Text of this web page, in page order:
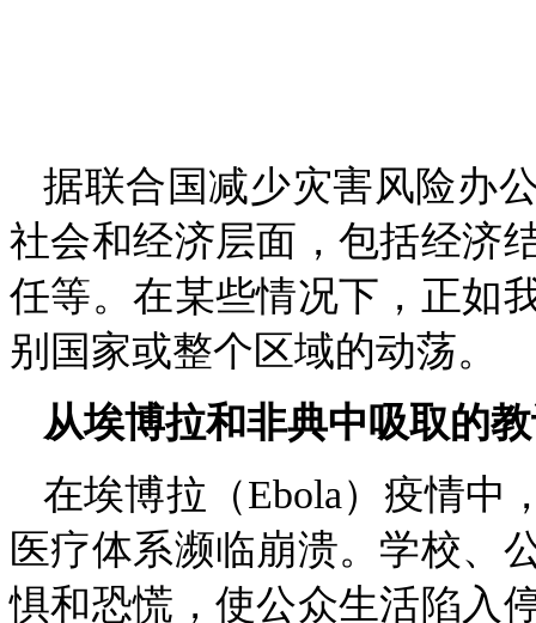
据联合国减少灾害风险办
社会和经济层面，包括经济
任等。在某些情况下，正如
别国家或整个区域的动荡。
从埃博拉和非典中吸取的
在埃博拉（Ebola）疫情中
医疗体系濒临崩溃。学校、
惧和恐慌，使公众生活陷入